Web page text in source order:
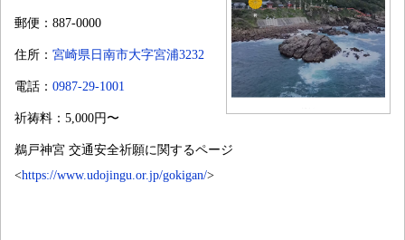
郵便：887-0000
住所： 宮崎県日南市大字宮浦3232
電話： 0987-29-1001
祈祷料：5,000円〜
鵜戸神宮 交通安全祈願に関するページ
<https://www.udojingu.or.jp/gokigan/>